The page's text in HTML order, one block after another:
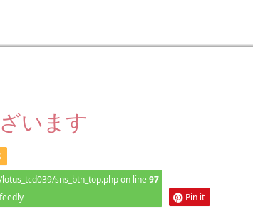
います
sns_btn_top.php on line97
feedly Pin it